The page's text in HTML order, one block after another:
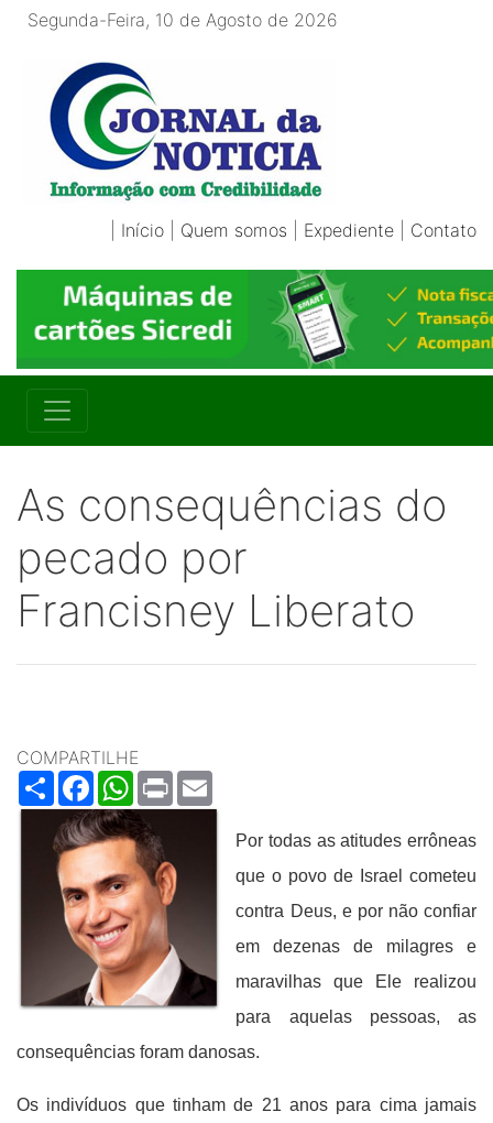
Segunda-Feira, 10 de Agosto de 2026
Início Quem somos Expediente Contato
As consequências do
pecado por
Francisney Liberato
COMPARTILHE
ShareFacebookWhatsApp
Print
Por todas as atitudes errôneas
que o povo de Israel cometeu
contra Deus, e por não confiar
em dezenas de milagres e
maravilhas que Ele realizou
para aquelas pessoas, as
consequências foram danosas.
Os indivíduos que tinham de 21 anos para cima jamais